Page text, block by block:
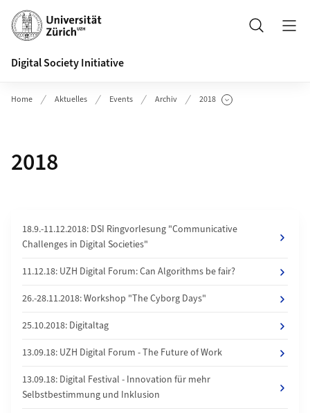
Header
Suche
Digital Society Initiative
Home Aktuelles Events Archiv 2018
Unterseiten anzeigen
2018
18.9.-11.12.2018: DSI Ringvorlesung "Communicative
Challenges in Digital Societies"
11.12.18: UZH Digital Forum: Can Algorithms be fair?
26.-28.11.2018: Workshop "The Cyborg Days"
25.10.2018: Digitaltag
13.09.18: UZH Digital Forum - The Future of Work
13.09.18: Digital Festival - Innovation für mehr
Selbstbestimmung und Inklusion